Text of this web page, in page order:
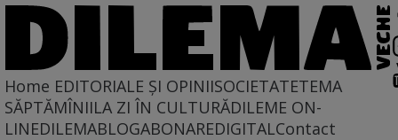
Home EDITORIALE ȘI OPINIISOCIETATETEMA
SĂPTĂMÎNIILA ZI ÎN CULTURĂDILEME ON-
LINEDILEMABLOGABONAREDIGITALContact